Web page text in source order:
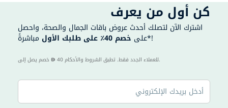
كن أول من يعرف
اشترك الآن لتصلك أحدث عروض باقات الجمال والصحة، واحصل
على خصم 40٪ على طلبك الأول مباشرةً*!
40 للعملاء الجدد فقط. تطبق الشروط والأحكام.